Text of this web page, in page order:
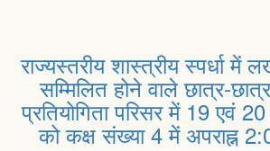
राज्यस्तरीय शास्त्रीय स्पर्धा
सम्मिलित होने वाले छात्र-
प्रतियोगिता परिसर में 19 एवं
को कक्ष संख्या 4 में अपराह्न